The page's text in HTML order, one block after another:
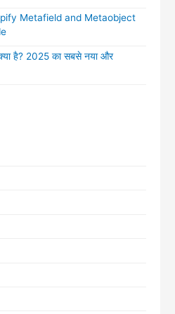
Metafield and Metaobject
है? 2025 का सबसे नया और